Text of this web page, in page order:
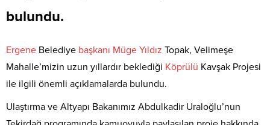
bulundu.
Ergene Belediye başkanı Müge Yıldız Topak, Velimeşe
Mahalle’mizin uzun yıllardır beklediği Köprülü Kavşak Projesi
ile ilgili önemli açıklamalarda bulundu.
Ulaştırma ve Altyapı Bakanımız Abdulkadir Uraloğlu’nun